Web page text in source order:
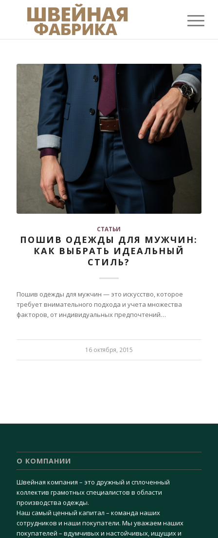
СТАТЬИ
ПОШИВ ОДЕЖДЫ ДЛЯ МУЖЧИН:
КАК ВЫБРАТЬ ИДЕАЛЬНЫЙ
СТИЛЬ?
Пошив одежды для мужчин — это искусство, которое
требует внимательного подхода и учета множества
факторов, от индивидуальных предпочтений…
16 октября, 2015
О КОМПАНИИ
Швейная компания – это дружный и сплоченный
коллектив грамотных специалистов в области
производства одежды.
Наш самый ценный капитал – команда наших
сотрудников и наши покупатели. Мы уважаем наших
покупателей – вдумчивых и настойчивых, ищущих и